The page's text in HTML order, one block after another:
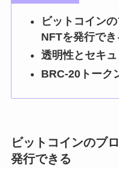
ビットコイン
NFTを発行でき
透明性とセキ
BRC-20トーク
ビットコインのブ
発行できる